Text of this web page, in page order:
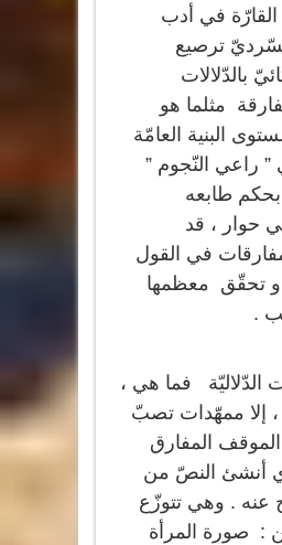
القارّة في أدب
ترصيع
بالدّلالات
مثلما هو
البنية العامّة
راعي النّجوم ”
بحكم طابعه
حوار ، قد
في القول
تحقّق معظمها
.
الدّلاليّة فما هي ،
إلا ممهّدات تصبّ
المفارق
أنشئ النصّ من
عنه . وهي تتوزّع
: صورة المرأة